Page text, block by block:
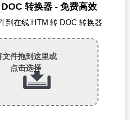
转换器 - 免费高效
到在线 HTM 转 DOC 转换器
文件拖到这里或
点击选择